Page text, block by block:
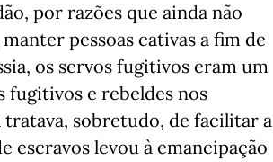
por razões que ainda não
pessoas cativas a fim de
os servos fugitivos eram um
fugitivos e rebeldes nos
tratava, sobretudo, de facilitar a
escravos levou à emancipação